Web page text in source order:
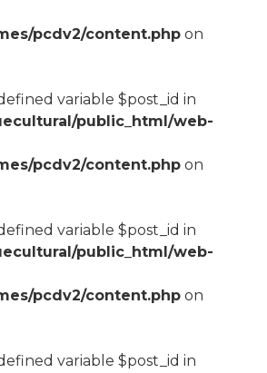
pcdv2/content.phpon
variable $post_id in
public_html/web-
pcdv2/content.phpon
variable $post_id in
public_html/web-
pcdv2/content.phpon
variable $post_id in